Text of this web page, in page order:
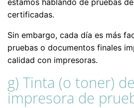
certificadas.
Sin embargo, cada día es más
pruebas o documentos finales
calidad con impresoras.
g) Tinta (o toner)
impresora de